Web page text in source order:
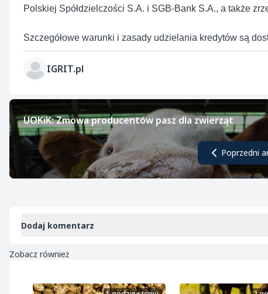
Polskiej Spółdzielczości S.A. i SGB-Bank S.A., a także
Szczegółowe warunki i zasady udzielania kredytów są
IGRIT.pl
UOKiK: Zmowa producentów pasz dla zwierząt
Poprzedni
Dodaj komentarz
Zobacz również